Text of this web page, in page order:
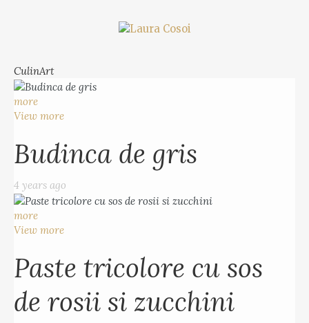
CulinArt
more
View more
Budinca de gris
4 years ago
more
View more
Paste tricolore cu sos
de rosii si zucchini